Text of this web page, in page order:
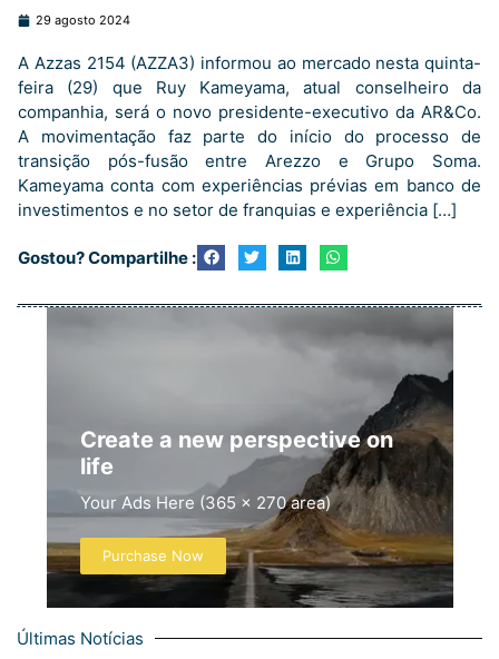
29 agosto 2024
A Azzas 2154 (AZZA3) informou ao mercado nesta quinta-
feira (29) que Ruy Kameyama, atual conselheiro da
companhia, será o novo presidente-executivo da AR&Co.
A movimentação faz parte do início do processo de
transição pós-fusão entre Arezzo e Grupo Soma.
Kameyama conta com experiências prévias em banco de
investimentos e no setor de franquias e experiência […]
Gostou? Compartilhe :
Create a new perspective on
life
Your Ads Here (365 x 270 area)
Purchase Now
Últimas Notícias